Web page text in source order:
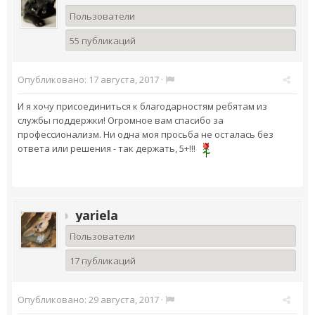
Пользователи
55 публикаций
Опубликовано: 17 августа, 2017 ·
И я хочу присоединиться к благодарностям ребятам из
службы поддержки! Огромное вам спасибо за
профессионализм. Ни одна моя просьба не осталась без
ответа или решения - так держать, 5+!!!
yariela
Пользователи
17 публикаций
Опубликовано: 29 августа, 2017 ·